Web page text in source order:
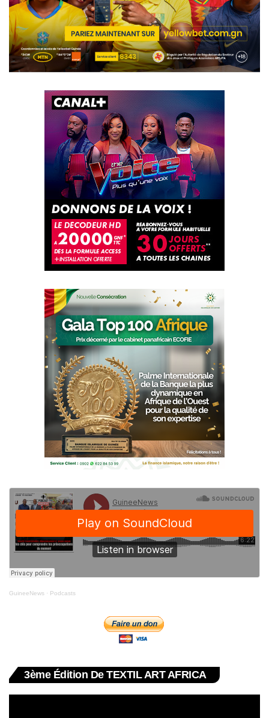
GuineeNews · Podcasts
3ème Édition De TEXTIL ART AFRICA